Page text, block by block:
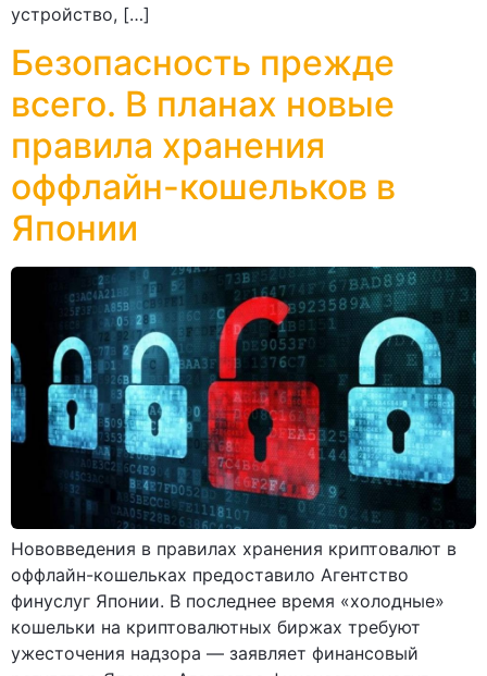
устройство, […]
Безопасность прежде
всего. В планах новые
правила хранения
оффлайн-кошельков в
Японии
Нововведения в правилах хранения криптовалют в
оффлайн-кошельках предоставило Агентство
финуслуг Японии. В последнее время «холодные»
кошельки на криптовалютных биржах требуют
ужесточения надзора — заявляет финансовый